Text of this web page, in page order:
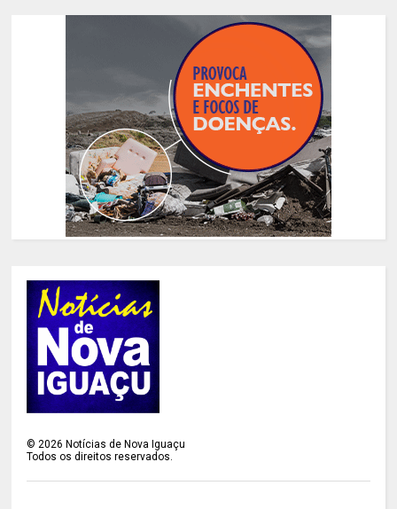
©2026 Notícias de Nova Iguaçu
Todos os direitos reservados.